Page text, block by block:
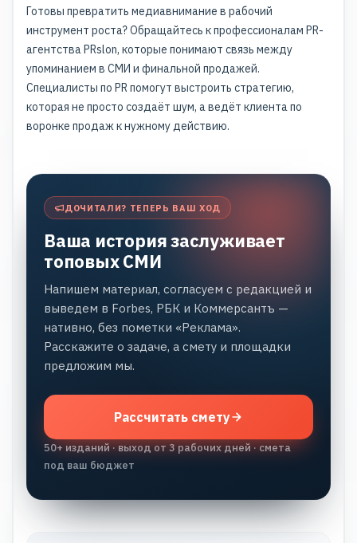
Готовы превратить медиавнимание в рабочий
инструмент роста? Обращайтесь к профессионалам PR-
агентства PRslon, которые понимают связь между
упоминанием в СМИ и финальной продажей.
Специалисты по PR помогут выстроить стратегию,
которая не просто создаёт шум, а ведёт клиента по
воронке продаж к нужному действию.
ДОЧИТАЛИ? ТЕПЕРЬ ВАШ ХОД
Ваша история заслуживает
топовых СМИ
Напишем материал, согласуем с редакцией и
выведем в Forbes, РБК и Коммерсантъ —
нативно, без пометки «Реклама».
Расскажите о задаче, а смету и площадки
предложим мы.
Рассчитать смету
50+ изданий · выход от 3 рабочих дней · смета
под ваш бюджет